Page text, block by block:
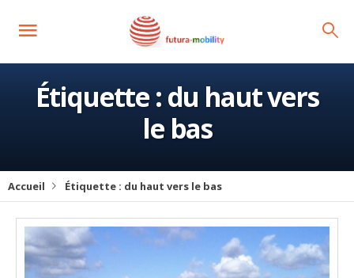
Étiquette :du haut vers
le bas
Accueil Étiquette : du haut vers le bas